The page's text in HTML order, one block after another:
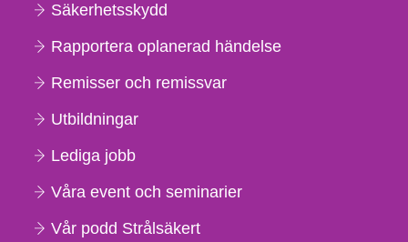
Säkerhetsskydd
Rapportera oplanerad händelse
Remisser och remissvar
Utbildningar
Lediga jobb
Våra event och seminarier
Vår podd Strålsäkert